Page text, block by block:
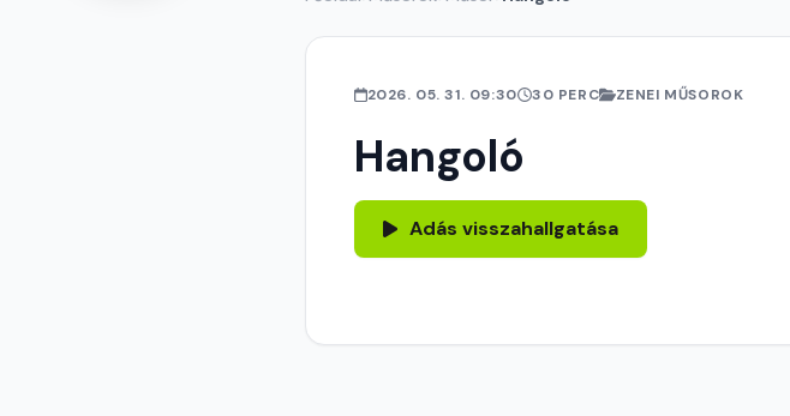
2026. 05. 31. 09:30 30 PERC ZENEI MŰSOROK
Hangoló
Adás visszahallgatása